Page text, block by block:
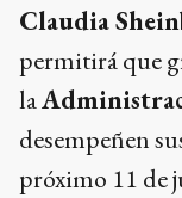
Claudia
permitirá que
la
desempeñen
próximo 11 de